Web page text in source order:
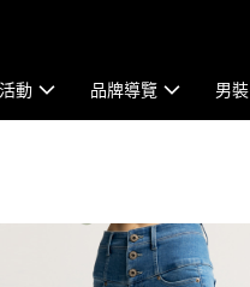
動 品牌導覽 男裝